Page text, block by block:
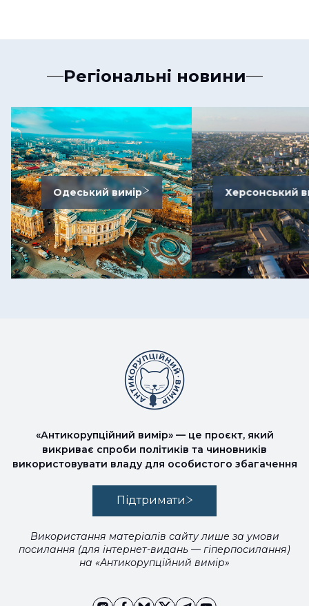
Регіональні новини
Одеський вимір Херсонський
«Антикорупційний вимір» — це проєкт, який
викриває спроби політиків та чиновників
використовувати владу для особистого збагачення
Підтримати
Використання матеріалів сайту лише за умови
посилання (для інтернет-видань — гіперпосилання)
на «Антикорупційний вимір»